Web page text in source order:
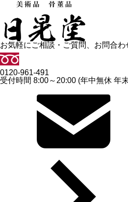
お気軽にご相談・ご質問、お問合わ
0120-961-491
受付時間 8:00～20:00 (年中無休 年